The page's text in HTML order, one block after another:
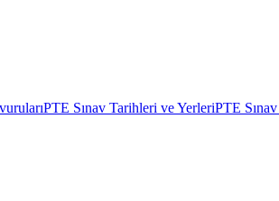
PTE Sınav Tarihleri ve YerleriPTE